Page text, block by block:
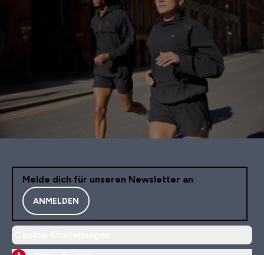
Melde dich für unseren Newsletter an
ANMELDEN